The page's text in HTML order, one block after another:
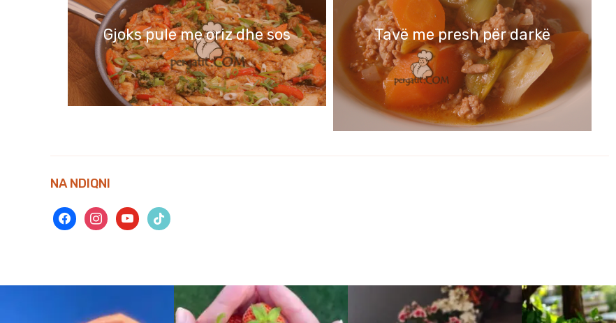
Gjoks pule me oriz dhe sos Tavë me presh për darkë
NA NDIQNI
facebookinstagramyoutubetiktok